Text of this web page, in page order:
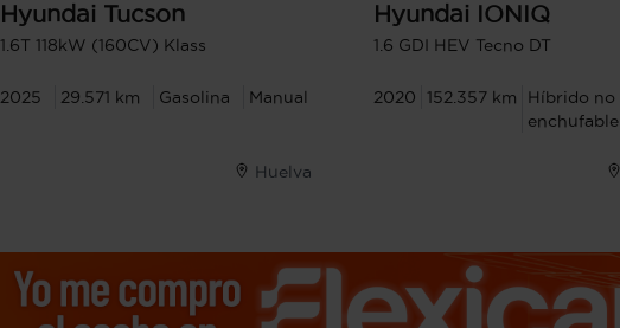
Hyundai Tucson
1.6T 118kW (160CV) Klass
2025 29.571 km Gasolina Manual
Huelva
Hyundai
IONIQ
1.6 GDI HEV Tecno DT
2020 152.357 km
Híbrido no
enchufable